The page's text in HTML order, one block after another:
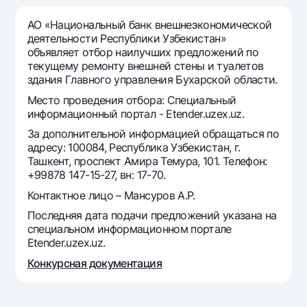
Для всех USD
Золотой депозит
Золотые слитки от НБУ
Серебряный депозит
UzCard/HUMO
Visa
Visa FIFA
Mastercard
Зарплатные
Garmin pay
Эскроу-cчёт
Тарифы
Акции
Мобильное приложение Milliy
Часто задаваемые вопросы
Ищите по сайту
Найти
Полезные ссылки
АО «Национальный банк внешнеэкономической
деятельности Республики Узбекистан»
объявляет отбор наилучших предложений по
текущему ремонту внешней стены и туалетов
здания Главного управления Бухарской области.
Место проведения отбора: Специальный
информационный портал - Etender.uzex.uz.
За дополнительной информацией обращаться по
адресу: 100084, Республика Узбекистан, г.
Ташкент, проспект Амира Темура, 101. Телефон:
+99878 147-15-27, вн: 17-70.
Контактное лицо – Мансуров А.Р.
Последняя дата подачи предложений указана на
специальном информационном портале
Etender.uzex.uz.
Конкурсная документация